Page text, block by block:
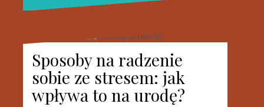
Sposoby na radzenie
sobie ze stresem: jak
wpływa to na urodę?